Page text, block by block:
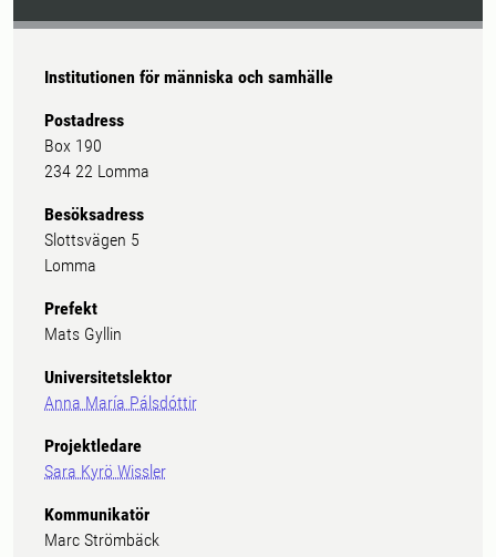
Institutionen för människa och samhälle
Postadress
Box 190
234 22 Lomma
Besöksadress
Slottsvägen 5
Lomma
Prefekt
Mats Gyllin
Universitetslektor
Anna María Pálsdóttir
Projektledare
Sara Kyrö Wissler
Kommunikatör
Marc Strömbäck